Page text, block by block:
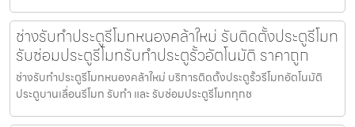
ช่างรับทำประตูรีโมทหนองคล้าใหม่ รับติดตั้งประตูรีโมท
รับซ่อมประตูรีโมทรับทำประตูรั้วอัตโนมัติ ราคาถูก
ช่างรับทำประตูรีโมทหนองคล้าใหม่ บริการติดตั้งประตูรั้วรีโมทอัตโนมัติ
ประตูบานเลื่อนรีโมท รับทำ และ รับซ่อมประตูรีโมททุกช